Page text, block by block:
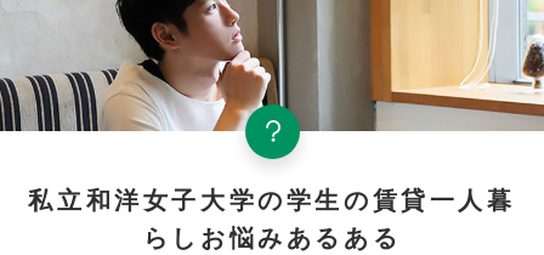
私立和洋女子大学の学生の賃貸一人暮
らしお悩みあるある